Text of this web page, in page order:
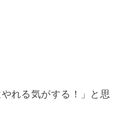
れる気がする！」と思